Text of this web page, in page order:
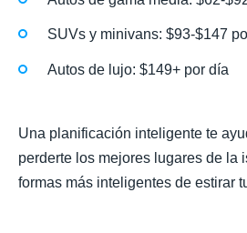
SUVs y minivans: $93-$147
Autos de lujo: $149+ por día
Una planificación inteligente te
perderte los mejores lugares de la
formas más inteligentes de estirar